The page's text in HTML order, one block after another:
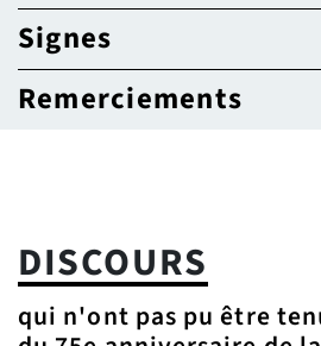
Signes
Remerciements
DISCOURS
qui n'ont pas pu être